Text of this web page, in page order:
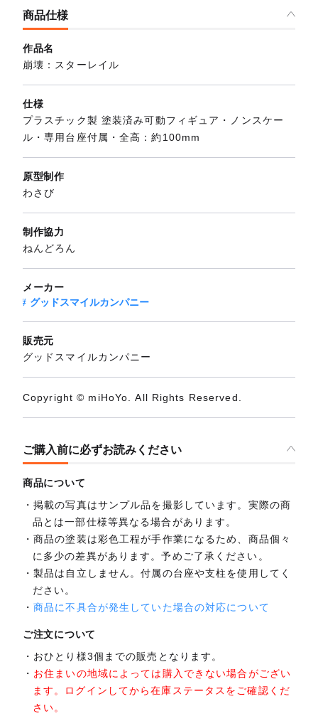
商品仕様
作品名
崩壊：スターレイル
仕様
プラスチック製 塗装済み可動フィギュア・ノンスケー
ル・専用台座付属・全高：約100mm
原型制作
わさび
制作協力
ねんどろん
メーカー
グッドスマイルカンパニー
販売元
グッドスマイルカンパニー
Copyright © miHoYo. All Rights Reserved.
ご購入前に必ずお読みください
商品について
掲載の写真はサンプル品を撮影しています。実際の商
品とは一部仕様等異なる場合があります。
商品の塗装は彩色工程が手作業になるため、商品個々
に多少の差異があります。予めご了承ください。
製品は自立しません。付属の台座や支柱を使用してく
ださい。
商品に不具合が発生していた場合の対応について
ご注文について
おひとり様3個までの販売となります。
お住まいの地域によっては購入できない場合がござい
ます。ログインしてから在庫ステータスをご確認くだ
さい。